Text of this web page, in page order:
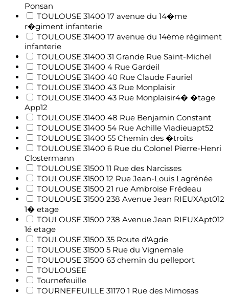
Ponsan
TOULOUSE 31400 17 avenue du 14�me
r�giment infanterie
TOULOUSE 31400 17 avenue du 14ème régiment
infanterie
TOULOUSE 31400 31 Grande Rue Saint-Michel
TOULOUSE 31400 4 Rue Gardeil
TOULOUSE 31400 40 Rue Claude Fauriel
TOULOUSE 31400 43 Rue Monplaisir
TOULOUSE 31400 43 Rue Monplaisir4� �tage
App12
TOULOUSE 31400 48 Rue Benjamin Constant
TOULOUSE 31400 54 Rue Achille Viadieuapt52
TOULOUSE 31400 55 Chemin des �troits
TOULOUSE 31400 6 Rue du Colonel Pierre-Henri
Clostermann
TOULOUSE 31500 11 Rue des Narcisses
TOULOUSE 31500 12 Rue Jean-Louis Lagrénée
TOULOUSE 31500 21 rue Ambroise Frédeau
TOULOUSE 31500 238 Avenue Jean RIEUXApt012
1� etage
TOULOUSE 31500 238 Avenue Jean RIEUXApt012
1é etage
TOULOUSE 31500 35 Route d'Agde
TOULOUSE 31500 5 Rue du Vignemale
TOULOUSE 31500 63 chemin du pelleport
TOULOUSEE
Tournefeuille
TOURNEFEUILLE 31170 1 Rue des Mimosas